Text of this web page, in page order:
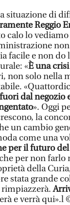
situazione di
Reggio
calo lo
facile e non do
«È una
non solo nella
dal negozio
». Oggi
la
un cambio
come una
per il futuro
per non farlo
della
stata grande
rimpiazzerà.
e verrà qui».l